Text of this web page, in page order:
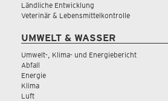
Ländliche Entwicklung
Veterinär & Lebensmittelkontrolle
UMWELT & WASSER
Umwelt-, Klima- und Energiebericht
Abfall
Energie
Klima
Luft